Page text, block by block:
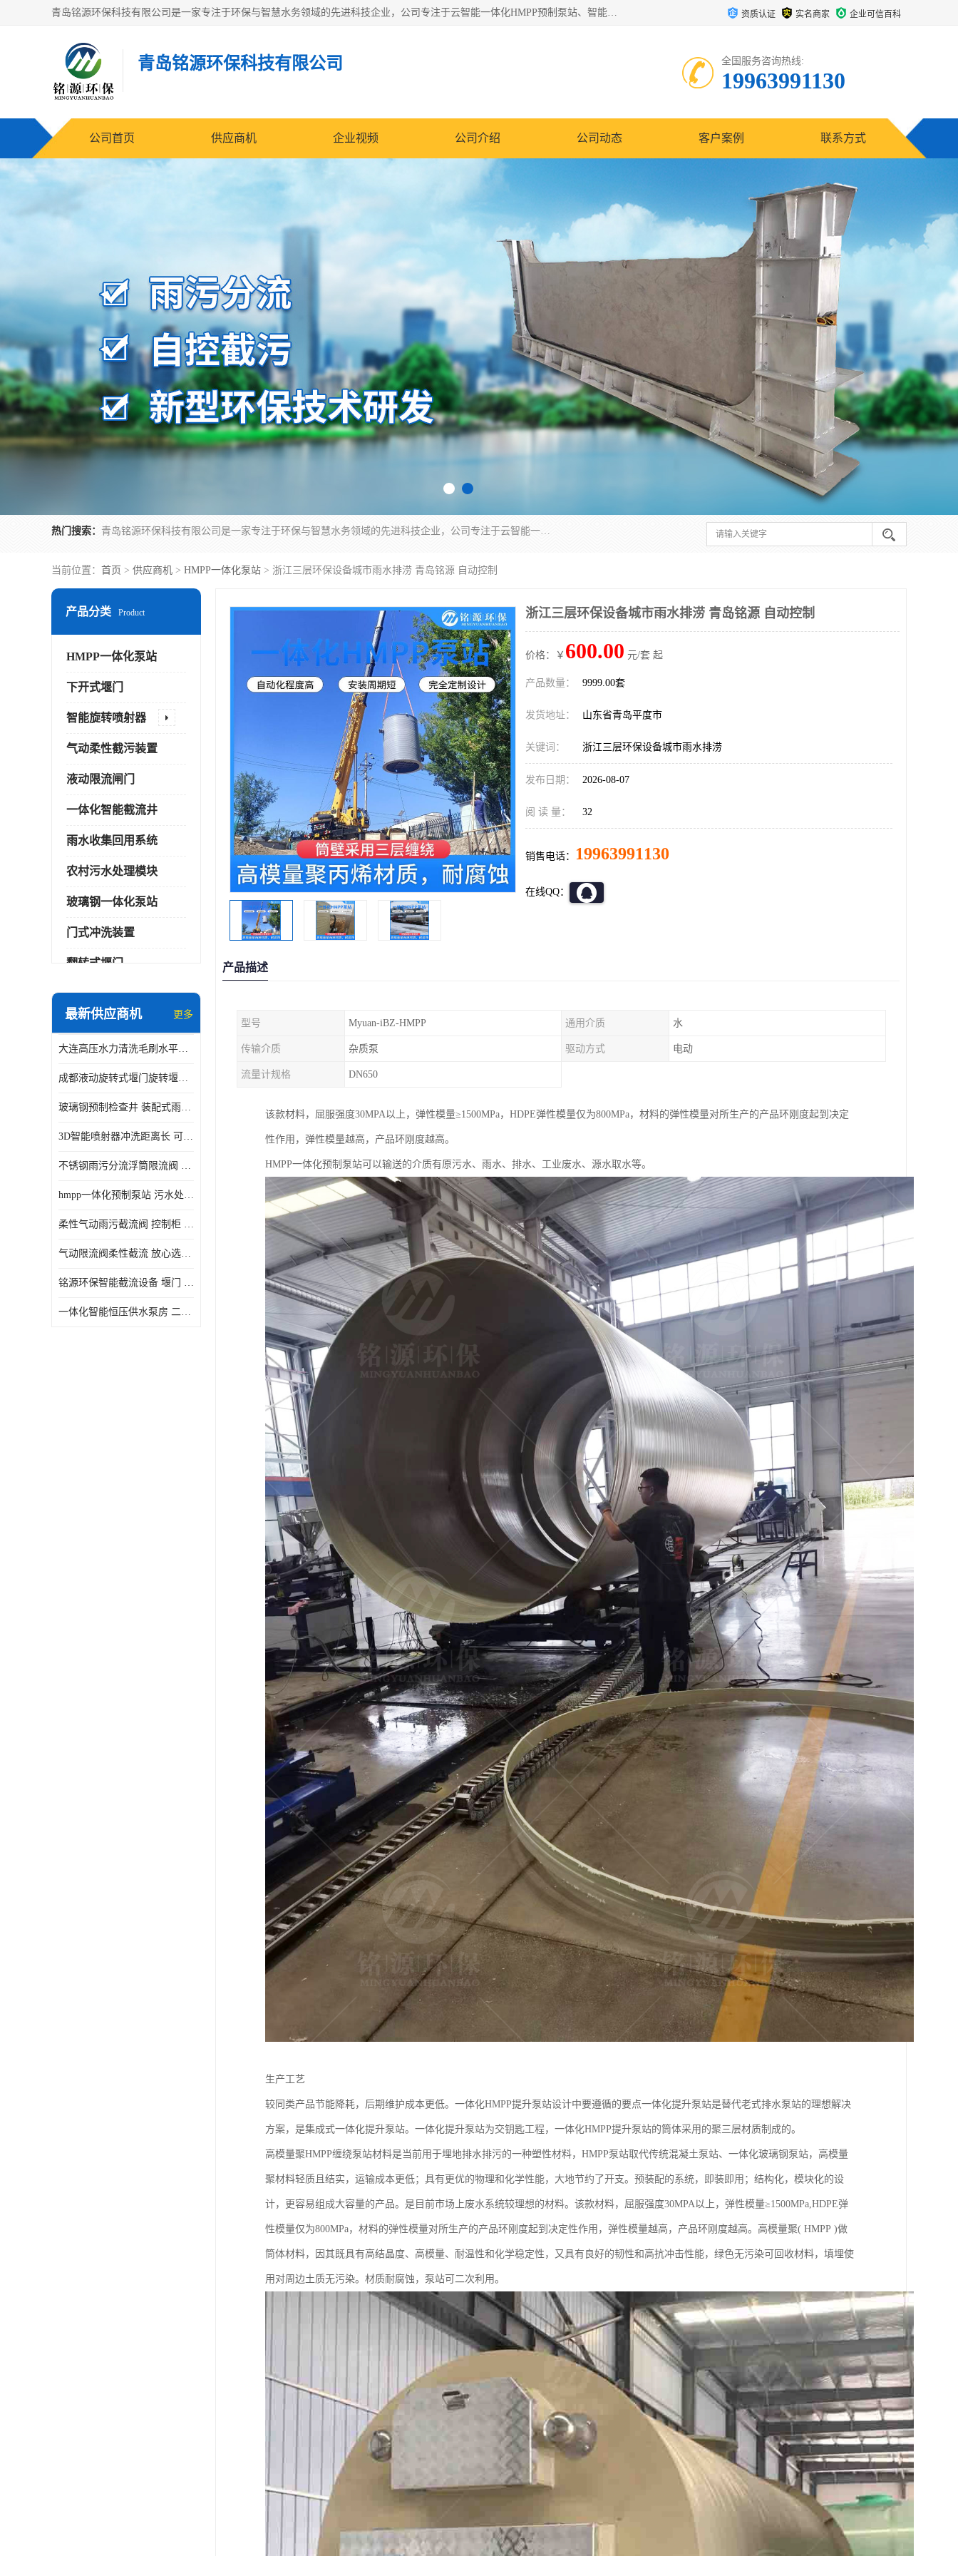
青岛铭源环保科技有限公司是一家专注于环保与智慧水务领域的先进科技企业，公司专注于云智能一体化HMPP预制泵站、智能截流井设备、调蓄池雨洪管理设备、水务循环利用、云智慧水务开发及新型环保技术研发等领域。 资质认证 实名商家 企业可信百科
青岛铭源环保科技有限公司 全国服务咨询热线:
19963991130
公司首页 供应商机 企业视频 公司介绍 公司动态 客户案例 联系方式
热门搜索： 青岛铭源环保科技有限公司是一家专注于环保与智慧水务领域的先进科技企业，公司专注于云智能一体化HMPP预制泵站、智能截流井设备、调蓄池雨洪管理设备、水务循环利用、云智慧水务开发及新型环保技术研发等领域。
当前位置： 首页 > 供应商机 > HMPP一体化泵站 > 浙江三层环保设备城市雨水排涝 青岛铭源 自动控制
产品分类 Product
HMPP一体化泵站
下开式堰门
智能旋转喷射器
气动柔性截污装置
液动限流闸门
一体化智能截流井
雨水收集回用系统
农村污水处理模块
玻璃钢一体化泵站
门式冲洗装置
翻转式堰门
智能一体化雨水泵站
智能一体化供水泵房
智能一体化净水设备
最新供应商机 更多
大连高压水力清洗毛刷水平自清洁滚刷 水力自动冲洗系统 水力清洗
成都液动旋转式堰门旋转堰门 自动控制 SUS304
玻璃钢预制检查井 装配式雨水污水井 初期弃流井 源头厂家
3D智能喷射器冲洗距离长 可270度旋转 高强度水压远距离喷洗
不锈钢雨污分流浮筒限流阀 DN150-DN1000 品质可信
hmpp一体化预制泵站 污水处理系统 乡镇学校市政排水 厂家供应
柔性气动雨污截流阀 控制柜 远程控制安全性高检修方便
气动限流阀柔性截流 放心选购 控源截污铭源环保
铭源环保智能截流设备 堰门 铸铁调节闸门作用 源头商家 可定制
一体化智能恒压供水泵房 二次加压供水设备户外智慧泵房
浙江三层环保设备城市雨水排涝 青岛铭源 自动控制
价格：￥ 600.00 元/套 起
产品数量： 9999.00套
发货地址： 山东省青岛平度市
关键词： 浙江三层环保设备城市雨水排涝
发布日期： 2026-08-07
阅 读 量： 32
销售电话： 19963991130
在线QQ：
产品描述
型号 Myuan-iBZ-HMPP 通用介质 水
传输介质 杂质泵 驱动方式 电动
流量计规格 DN650
该款材料，屈服强度30MPA以上，弹性模量≥1500MPa，HDPE弹性模量仅为800MPa，材料的弹性模量对所生产的产品环刚度起到决定
性作用，弹性模量越高，产品环刚度越高。
HMPP一体化预制泵站可以输送的介质有原污水、雨水、排水、工业废水、源水取水等。
生产工艺
较同类产品节能降耗，后期维护成本更低。一体化HMPP提升泵站设计中要遵循的要点一体化提升泵站是替代老式排水泵站的理想解决
方案，是集成式一体化提升泵站。一体化提升泵站为交钥匙工程，一体化HMPP提升泵站的筒体采用的聚三层材质制成的。
高模量聚HMPP缠绕泵站材料是当前用于埋地排水排污的一种塑性材料，HMPP泵站取代传统混凝土泵站、一体化玻璃钢泵站，高模量
聚材料轻质且结实，运输成本更低；具有更优的物理和化学性能，大地节约了开支。预装配的系统，即装即用；结构化，模块化的设
计，更容易组成大容量的产品。是目前市场上废水系统较理想的材料。该款材料，屈服强度30MPA以上，弹性模量≥1500MPa,HDPE弹
性模量仅为800MPa，材料的弹性模量对所生产的产品环刚度起到决定性作用，弹性模量越高，产品环刚度越高。高模量聚( HMPP )做
筒体材料，因其既具有高结晶度、高模量、耐温性和化学稳定性，又具有良好的韧性和高抗冲击性能，绿色无污染可回收材料，填埋使
用对周边土质无污染。材质耐腐蚀，泵站可二次利用。